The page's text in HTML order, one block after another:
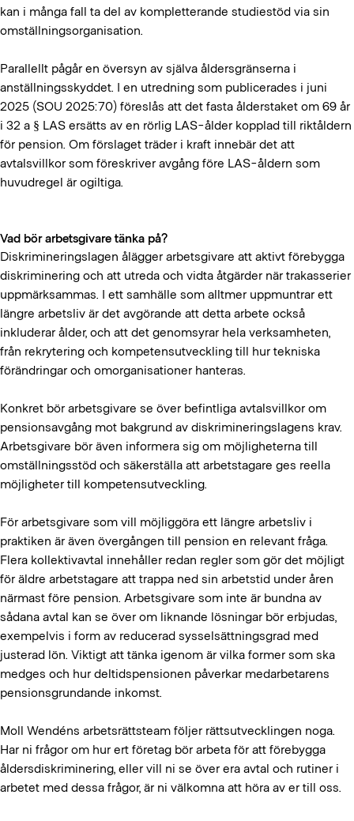
kan i många fall ta del av kompletterande studiestöd via sin
omställningsorganisation.
Parallellt pågår en översyn av själva åldersgränserna i
anställningsskyddet. I en utredning som publicerades i juni
2025 (SOU 2025:70) föreslås att det fasta ålderstaket om 69 år
i 32 a § LAS ersätts av en rörlig LAS-ålder kopplad till riktåldern
för pension. Om förslaget träder i kraft innebär det att
avtalsvillkor som föreskriver avgång före LAS-åldern som
huvudregel är ogiltiga.
Vad bör arbetsgivare tänka på?
Diskrimineringslagen ålägger arbetsgivare att aktivt förebygga
diskriminering och att utreda och vidta åtgärder när trakasserier
uppmärksammas. I ett samhälle som alltmer uppmuntrar ett
längre arbetsliv är det avgörande att detta arbete också
inkluderar ålder, och att det genomsyrar hela verksamheten,
från rekrytering och kompetensutveckling till hur tekniska
förändringar och omorganisationer hanteras.
Konkret bör arbetsgivare se över befintliga avtalsvillkor om
pensionsavgång mot bakgrund av diskrimineringslagens krav.
Arbetsgivare bör även informera sig om möjligheterna till
omställningsstöd och säkerställa att arbetstagare ges reella
möjligheter till kompetensutveckling.
För arbetsgivare som vill möjliggöra ett längre arbetsliv i
praktiken är även övergången till pension en relevant fråga.
Flera kollektivavtal innehåller redan regler som gör det möjligt
för äldre arbetstagare att trappa ned sin arbetstid under åren
närmast före pension. Arbetsgivare som inte är bundna av
sådana avtal kan se över om liknande lösningar bör erbjudas,
exempelvis i form av reducerad sysselsättningsgrad med
justerad lön. Viktigt att tänka igenom är vilka former som ska
medges och hur deltidspensionen påverkar medarbetarens
pensionsgrundande inkomst.
Moll Wendéns arbetsrättsteam följer rättsutvecklingen noga.
Har ni frågor om hur ert företag bör arbeta för att förebygga
åldersdiskriminering, eller vill ni se över era avtal och rutiner i
arbetet med dessa frågor, är ni välkomna att höra av er till oss.